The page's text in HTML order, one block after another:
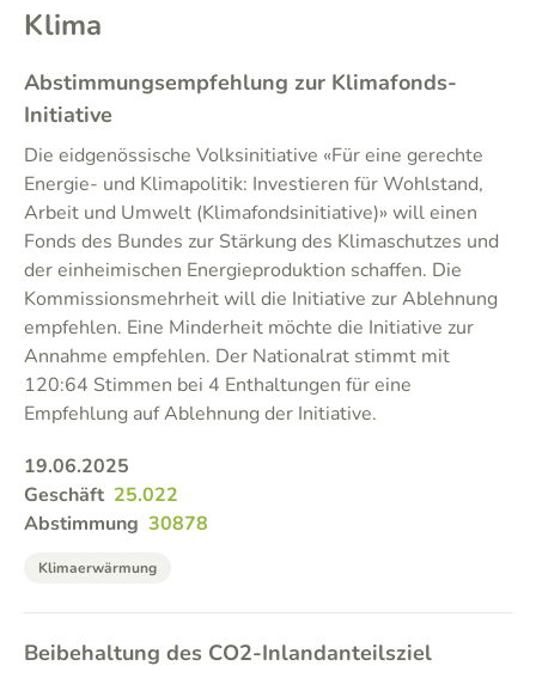
Klima
Abstimmungsempfehlung zur Klimafonds-
Initiative
Die eidgenössische Volksinitiative «Für eine gerechte
Energie- und Klimapolitik: Investieren für Wohlstand,
Arbeit und Umwelt (Klimafondsinitiative)» will einen
Fonds des Bundes zur Stärkung des Klimaschutzes und
der einheimischen Energieproduktion schaffen. Die
Kommissionsmehrheit will die Initiative zur Ablehnung
empfehlen. Eine Minderheit möchte die Initiative zur
Annahme empfehlen. Der Nationalrat stimmt mit
120:64 Stimmen bei 4 Enthaltungen für eine
Empfehlung auf Ablehnung der Initiative.
19.06.2025
Geschäft 25.022
Abstimmung 30878
Klimaerwärmung
Beibehaltung des CO2-Inlandanteilsziel